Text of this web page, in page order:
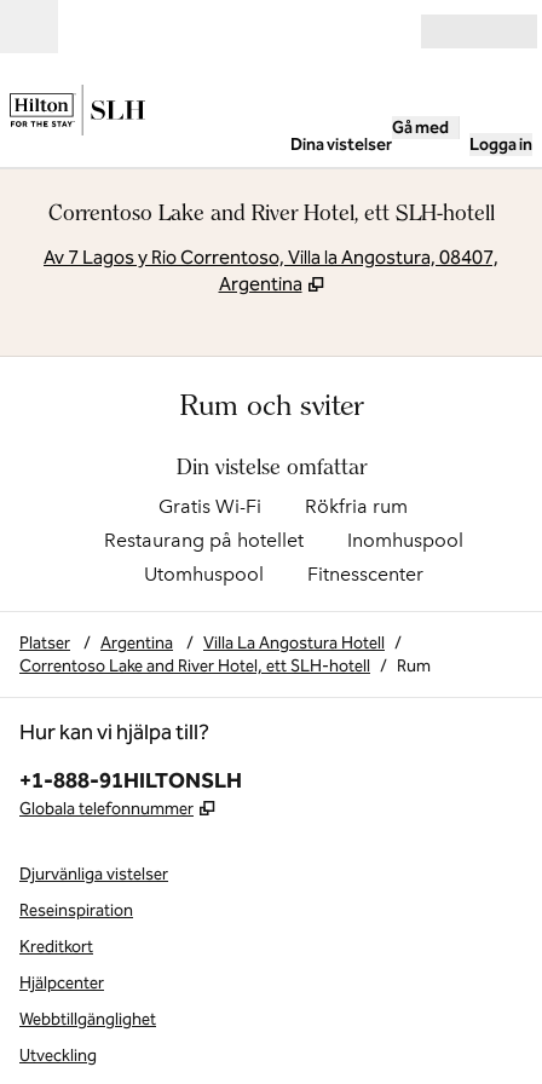
Dina vistelser
Gå med
Logga in
Correntoso Lake and River Hotel, ett SLH-hotell
Av 7 Lagos y Rio Correntoso, Villa la Angostura, 08407,
Argentina
Rum och sviter
Din vistelse omfattar
Gratis Wi-Fi
Rökfria rum
Restaurang på hotellet
Inomhuspool
Utomhuspool
Fitnesscenter
Platser / Argentina / Villa La Angostura Hotell /
Correntoso Lake and River Hotel, ett SLH-hotell / Rum
Hur kan vi hjälpa till?
Telefon:
+1-888-91HILTONSLH
Globala telefonnummer ,
Djurvänliga vistelser
Reseinspiration
Kreditkort
Hjälpcenter
Webbtillgänglighet
Utveckling